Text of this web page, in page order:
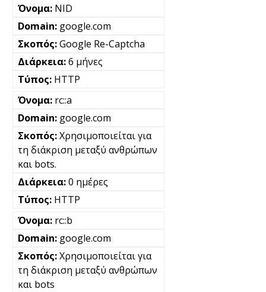
NID
google.com
Google Re-Captcha
6 μήνες
HTTP
rc::a
google.com
Χρησιμοποιείται για
τη διάκριση μεταξύ ανθρώπων
και bots.
0 ημέρες
HTTP
rc::b
google.com
Χρησιμοποιείται για
τη διάκριση μεταξύ ανθρώπων
και bots